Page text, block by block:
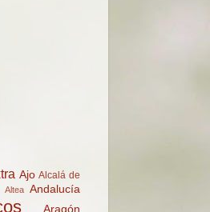
Ajo Alcalá de
Altea Andalucía
Aragón